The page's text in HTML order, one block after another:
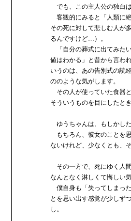
でも、この主人公の独白
客観的にみると「人類に
その死に対して悲しむ人が
るんですけど…）。
「自分の葬式に出てみた
値はわかる」と昔から言わ
いうのは、あの告別式の読
ののような気がします。
その人が使っていた食器
そういうものを目にしたと
ゆうちゃんは、もしかし
もちろん、彼女のことを
ないけれど、少なくとも、
その一方で、死にゆく人
なんとなく淋しくて悔しい
僕自身も「失ってしまっ
とを思い出す感覚が少しず
し。